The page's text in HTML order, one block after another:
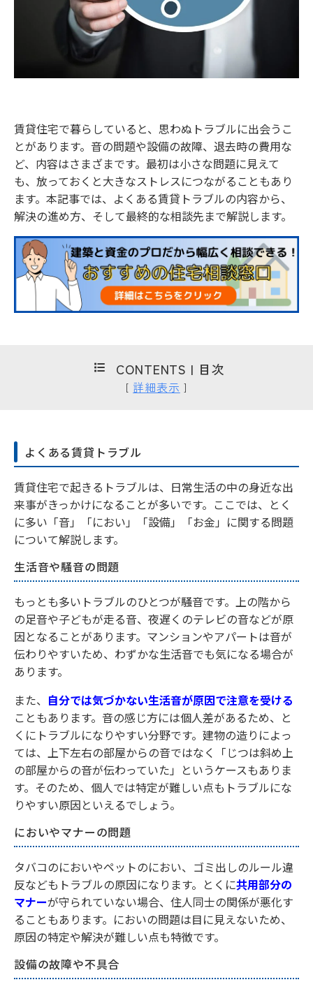
賃貸住宅で暮らしていると、思わぬトラブルに出会うこ
とがあります。音の問題や設備の故障、退去時の費用な
ど、内容はさまざまです。最初は小さな問題に見えて
も、放っておくと大きなストレスにつながることもあり
ます。本記事では、よくある賃貸トラブルの内容から、
解決の進め方、そして最終的な相談先まで解説します。
CONTENTS | 目次
[ 詳細表示 ]
よくある賃貸トラブル
賃貸住宅で起きるトラブルは、日常生活の中の身近な出
来事がきっかけになることが多いです。ここでは、とく
に多い「音」「におい」「設備」「お金」に関する問題
について解説します。
生活音や騒音の問題
もっとも多いトラブルのひとつが騒音です。上の階から
の足音や子どもが走る音、夜遅くのテレビの音などが原
因となることがあります。マンションやアパートは音が
伝わりやすいため、わずかな生活音でも気になる場合が
あります。
また、 自分では気づかない生活音が原因で注意を受ける
こともあります。音の感じ方には個人差があるため、と
くにトラブルになりやすい分野です。建物の造りによっ
ては、上下左右の部屋からの音ではなく「じつは斜め上
の部屋からの音が伝わっていた」というケースもありま
す。そのため、個人では特定が難しい点もトラブルにな
りやすい原因といえるでしょう。
においやマナーの問題
タバコのにおいやペットのにおい、ゴミ出しのルール違
反などもトラブルの原因になります。とくに共用部分の
マナーが守られていない場合、住人同士の関係が悪化す
ることもあります。においの問題は目に見えないため、
原因の特定や解決が難しい点も特徴です。
設備の故障や不具合